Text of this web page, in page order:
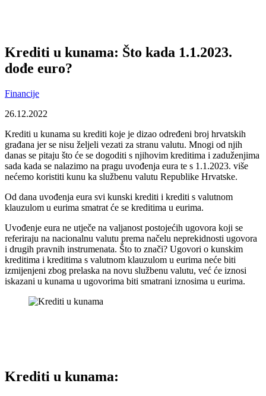
Krediti u kunama: Što kada 1.1.2023.
dođe euro?
Financije
26.12.2022
Krediti u kunama su krediti koje je dizao određeni broj hrvatskih
građana jer se nisu željeli vezati za stranu valutu. Mnogi od njih
danas se pitaju što će se dogoditi s njihovim kreditima i zaduženjima
sada kada se nalazimo na pragu uvođenja eura te s 1.1.2023. više
nećemo koristiti kunu ka službenu valutu Republike Hrvatske.
Od dana uvođenja eura svi kunski krediti i krediti s valutnom
klauzulom u eurima smatrat će se kreditima u eurima.
Uvođenje eura ne utječe na valjanost postojećih ugovora koji se
referiraju na nacionalnu valutu prema načelu neprekidnosti ugovora
i drugih pravnih instrumenata. Što to znači? Ugovori o kunskim
kreditima i kreditima s valutnom klauzulom u eurima neće biti
izmijenjeni zbog prelaska na novu službenu valutu, već će iznosi
iskazani u kunama u ugovorima biti smatrani iznosima u eurima.
Krediti u kunama: